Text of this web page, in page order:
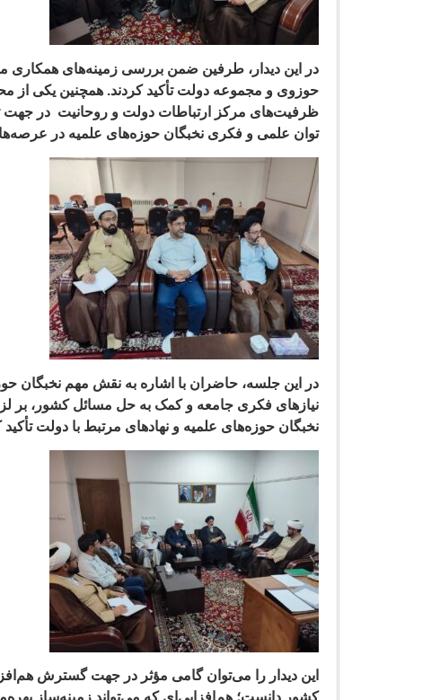
در این دیدار، طرفین ضمن بررسی زمینه‌های همکاری
حوزوی و مجموعه دولت تأکید کردند. همچنین یکی از
ظرفیت‌های مرکز ارتباطات دولت و روحانیت در جهت
توان علمی و فکری نخبگان حوزه‌های علمیه در
در این جلسه، حاضران با اشاره به نقش مهم نخبگان
نیازهای فکری جامعه و کمک به حل مسائل کشور، بر
نخبگان حوزه‌های علمیه و نهادهای مرتبط با دولت تأکید
این دیدار را می‌توان گامی مؤثر در جهت گسترش